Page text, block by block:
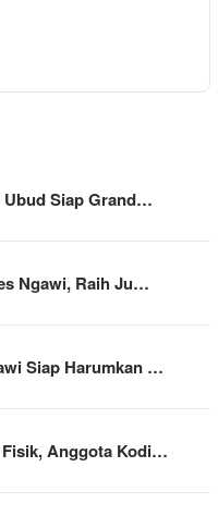
Ubud Siap Grand…
Ngawi, Raih Ju…
Siap Harumkan …
Anggota Kodi…